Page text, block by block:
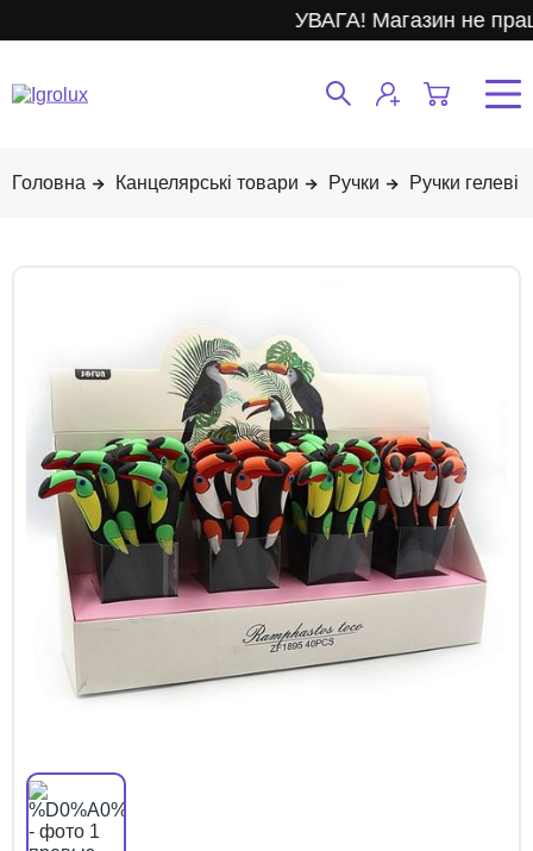
УВАГА! Магазин не
Канцелярські товари Ручки Ручки гелеві